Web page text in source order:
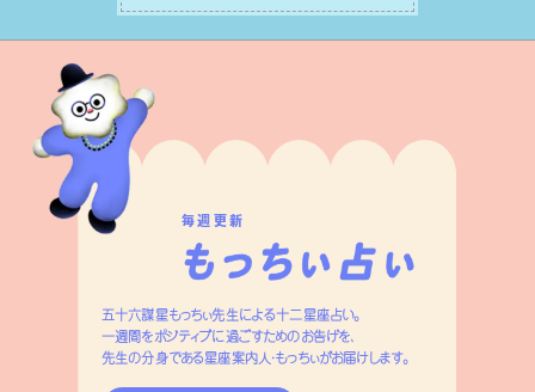
変えましょう。
毎週更新
五十六謀星もっちぃ先生による十二星座占い。
一週間をポジティブに過ごすためのお告げを、
先生の分身である星座案内人・もっちぃがお届けします。